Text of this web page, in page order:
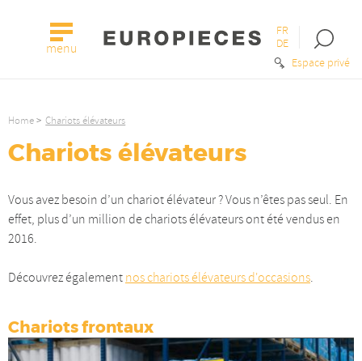
menu
Espace privé
FR
DE
Open
the
Home Chariots élévateurs
Chariots élévateurs
Vous avez besoin d’un chariot élévateur ? Vous n’êtes pas seul. En
effet, plus d’un million de chariots élévateurs ont été vendus en
2016.
Découvrez également nos chariots élévateurs d'occasions.
Chariots frontaux